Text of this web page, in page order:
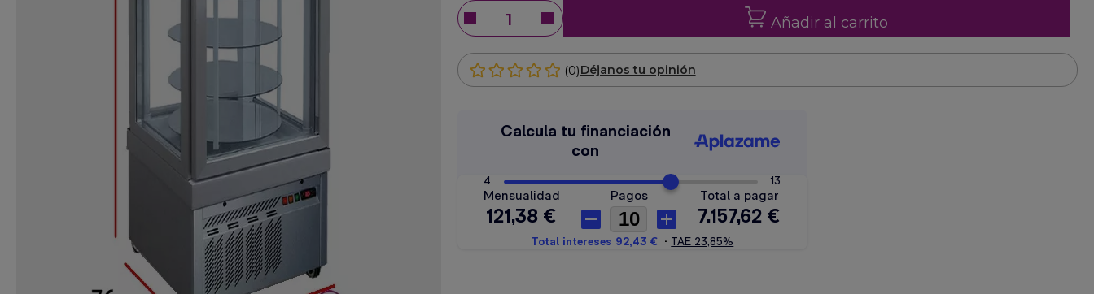
Añadir al carrito
(0)Déjanos tu opinión